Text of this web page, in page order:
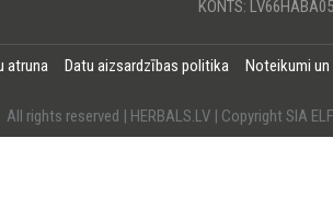
KONTS:
atruna Datu aizsardzības politika Noteikumi
All rights reserved | HERBALS.LV | Copyright SIA